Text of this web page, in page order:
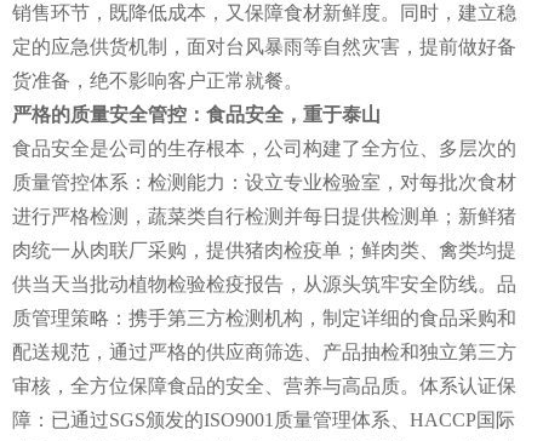
销售环节，既降低成本，又保障食材新鲜度。同时，建立稳
定的应急供货机制，面对台风暴雨等自然灾害，提前做好备
货准备，绝不影响客户正常就餐。
严格的质量安全管控：食品安全，重于泰山
食品安全是公司的生存根本，公司构建了全方位、多层次的
质量管控体系：检测能力：设立专业检验室，对每批次食材
进行严格检测，蔬菜类自行检测并每日提供检测单；新鲜猪
肉统一从肉联厂采购，提供猪肉检疫单；鲜肉类、禽类均提
供当天当批动植物检验检疫报告，从源头筑牢安全防线。品
质管理策略：携手第三方检测机构，制定详细的食品采购和
配送规范，通过严格的供应商筛选、产品抽检和独立第三方
审核，全方位保障食品的安全、营养与高品质。体系认证保
障：已通过SGS颁发的ISO9001质量管理体系、HACCP国际